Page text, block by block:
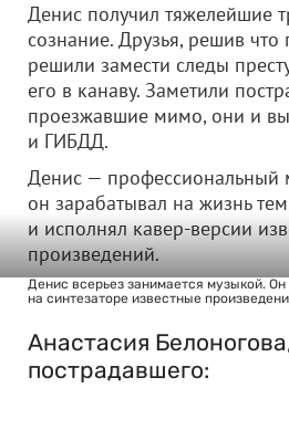
Денис получил тяжелейшие
сознание. Друзья, решив что
решили замести следы
его в канаву. Заметили
проезжавшие мимо, они и
и ГИБДД.
Денис — профессиональный
он зарабатывал на жизнь
и исполнял кавер-версии
произведений.
Денис всерьез занимается музыкой.
на синтезаторе известные
Анастасия
пострадавшего: